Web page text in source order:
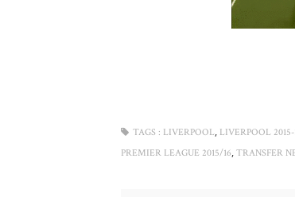
TAGS : LIVERPOOL LIVERPOOL 2015-
PREMIER LEAGUE 2015/16 TRANSFER